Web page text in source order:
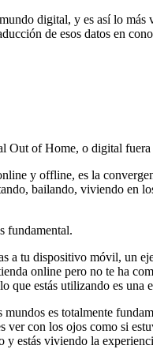
digital, y es así lo
de esos datos en
Out of Home, o digital fuera
y offline, es la
bailando, viviendo en
fundamental.
a tu dispositivo móvil, un
online pero no te ha
estás utilizando es una
es totalmente
con los ojos como si
y estás viviendo la